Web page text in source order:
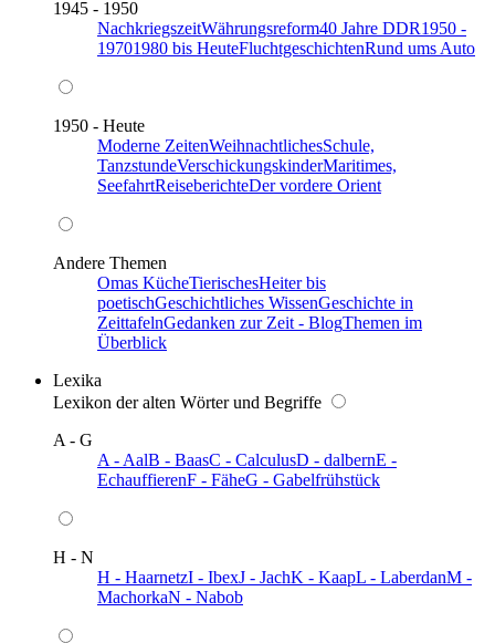
1945 - 1950
NachkriegszeitWährungsreform40 Jahre DDR1950 -
19701980 bis HeuteFluchtgeschichtenRund ums Auto
1950 - Heute
Moderne ZeitenWeihnachtlichesSchule,
TanzstundeVerschickungskinderMaritimes,
SeefahrtReiseberichteDer vordere Orient
Andere Themen
Omas KücheTierischesHeiter bis
poetischGeschichtliches WissenGeschichte in
ZeittafelnGedanken zur Zeit - BlogThemen im
Überblick
Lexika
Lexikon der alten Wörter und Begriffe
A - G
A - AalB - BaasC - CalculusD - dalbernE -
EchauffierenF - FäheG - Gabelfrühstück
H - N
H - HaarnetzI - IbexJ - JachK - KaapL - LaberdanM -
MachorkaN - Nabob